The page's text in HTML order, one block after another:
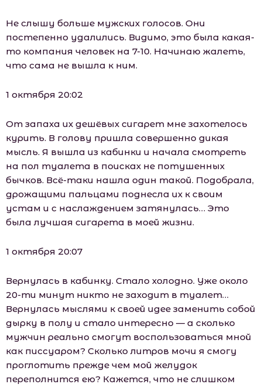
Не слышу больше мужских голосов. Они
постепенно удалились. Видимо, это была какая-
то компания человек на 7-10. Начинаю жалеть,
что сама не вышла к ним.
1 октября 20:02
От запаха их дешёвых сигарет мне захотелось
курить. В голову пришла совершенно дикая
мысль. Я вышла из кабинки и начала смотреть
на пол туалета в поисках не потушенных
бычков. Всё-таки нашла один такой. Подобрала,
дрожащими пальцами поднесла их к своим
устам и с наслаждением затянулась… Это
была лучшая сигарета в моей жизни.
1 октября 20:07
Вернулась в кабинку. Стало холодно. Уже около
20-ти минут никто не заходит в туалет…
Вернулась мыслями к своей идее заменить собой
дырку в полу и стало интересно — а сколько
мужчин реально смогут воспользоваться мной
как писсуаром? Сколько литров мочи я смогу
проглотить прежде чем мой желудок
переполнится ею? Кажется, что не слишком